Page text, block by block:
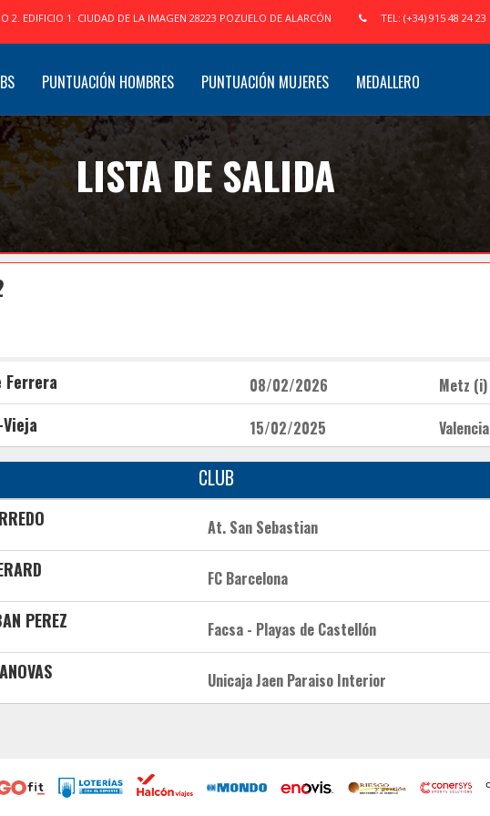
2. EDIFICIO 1. CIUDAD DE LA IMAGEN 28223 POZUELO DE ALARCÓN TEL: (+34) 915 48 24 23
PUNTUACIÓN HOMBRES PUNTUACIÓN MUJERES MEDALLERO
LISTA DE SALIDA
Ferrera 08/02/2026 Metz (i)
15/02/2025 Valencia
CLUB
At. San Sebastian
FC Barcelona
PEREZ Facsa - Playas de Castellón
Unicaja Jaen Paraiso Interior